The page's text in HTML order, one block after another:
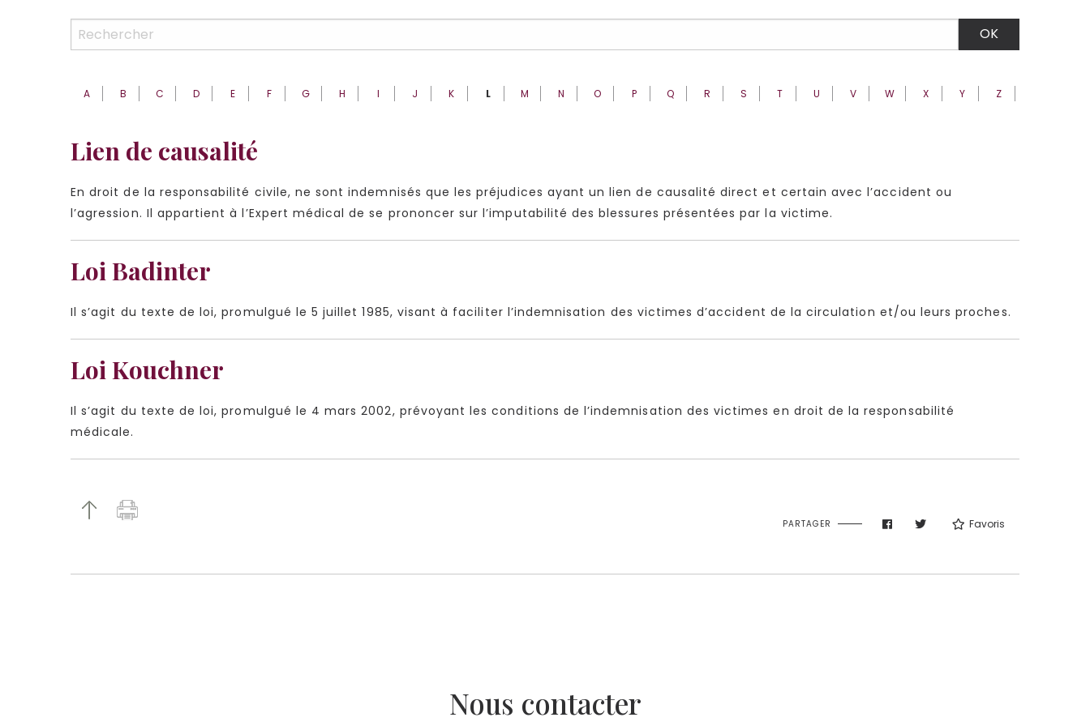
A B C D E F G H I J K L M N O P Q R S T U V W X Y Z
Lien de causalité
En droit de la responsabilité civile, ne sont indemnisés que les préjudices ayant un lien de causalité direct et certain avec l’accident ou
l’agression. Il appartient à l’Expert médical de se prononcer sur l’imputabilité des blessures présentées par la victime.
Loi Badinter
Il s’agit du texte de loi, promulgué le 5 juillet 1985, visant à faciliter l’indemnisation des victimes d’accident de la circulation et/ou leurs proches.
Loi Kouchner
Il s’agit du texte de loi, promulgué le 4 mars 2002, prévoyant les conditions de l’indemnisation des victimes en droit de la responsabilité
médicale.
PARTAGER Favoris
Nous contacter